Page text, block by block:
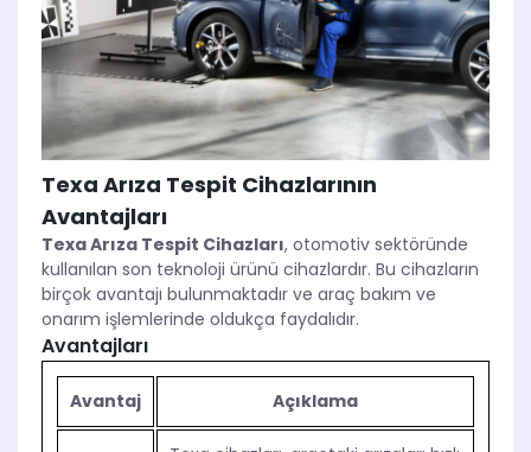
Texa Arıza Tespit Cihazlarının
Avantajları
Texa Arıza Tespit Cihazları, otomotiv sektöründe
kullanılan son teknoloji ürünü cihazlardır. Bu cihazların
birçok avantajı bulunmaktadır ve araç bakım ve
onarım işlemlerinde oldukça faydalıdır.
Avantajları
Avantaj Açıklama